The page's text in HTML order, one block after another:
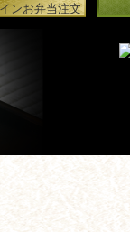
ンお弁当注文